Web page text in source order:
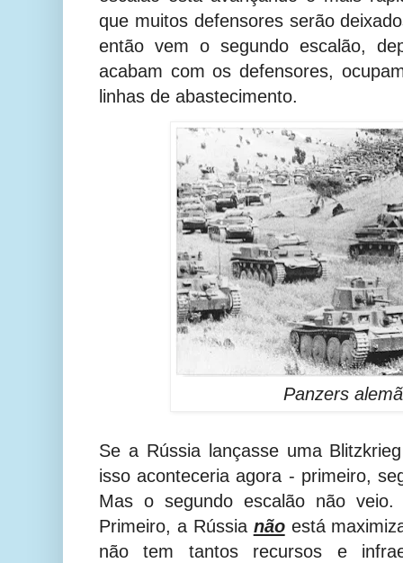
que muitos defensores serão
então vem o segundo escalão,
acabam com os defensores,
linhas de abastecimento.
Panzers
Se a Rússia lançasse uma
isso aconteceria agora - primeiro,
Mas o segundo escalão não
Primeiro, a Rússia nãoestá
não tem tantos recursos e